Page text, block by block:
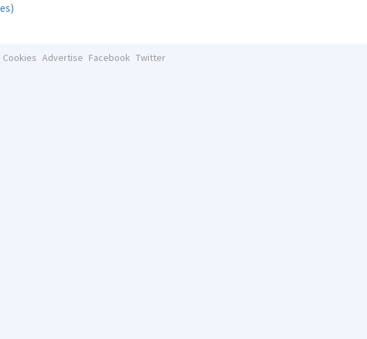
Cookies Advertise Facebook Twitter